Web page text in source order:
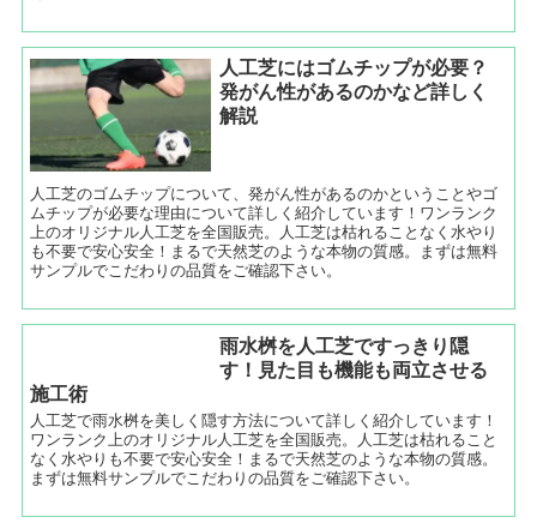
人工芝にはゴムチップが必要？
発がん性があるのかなど詳しく
解説
人工芝のゴムチップについて、発がん性があるのかということやゴ
ムチップが必要な理由について詳しく紹介しています！ワンランク
上のオリジナル人工芝を全国販売。人工芝は枯れることなく水やり
も不要で安心安全！まるで天然芝のような本物の質感。まずは無料
サンプルでこだわりの品質をご確認下さい。
雨水桝を人工芝ですっきり隠
す！見た目も機能も両立させる
施工術
人工芝で雨水桝を美しく隠す方法について詳しく紹介しています！
ワンランク上のオリジナル人工芝を全国販売。人工芝は枯れること
なく水やりも不要で安心安全！まるで天然芝のような本物の質感。
まずは無料サンプルでこだわりの品質をご確認下さい。